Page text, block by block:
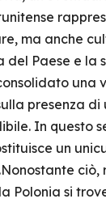
ma anche
Paese e la
una
presenza di
In questo
un
ciò,
Polonia si